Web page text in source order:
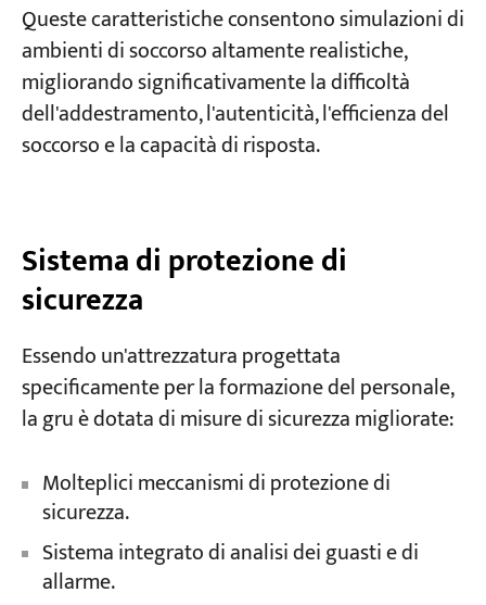
Queste caratteristiche consentono simulazioni di
ambienti di soccorso altamente realistiche,
migliorando significativamente la difficoltà
dell'addestramento, l'autenticità, l'efficienza del
soccorso e la capacità di risposta.
Sistema di protezione di
sicurezza
Essendo un'attrezzatura progettata
specificamente per la formazione del personale,
la gru è dotata di misure di sicurezza migliorate:
Molteplici meccanismi di protezione di
sicurezza.
Sistema integrato di analisi dei guasti e di
allarme.